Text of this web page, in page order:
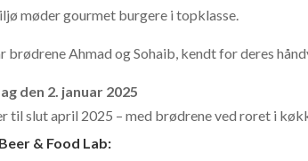
møder gourmet burgere i topklasse.
brødrene Ahmad og Sohaib, kendt for deres
den 2. januar 2025
til slut april 2025 – med brødrene ved roret i
& Food Lab: